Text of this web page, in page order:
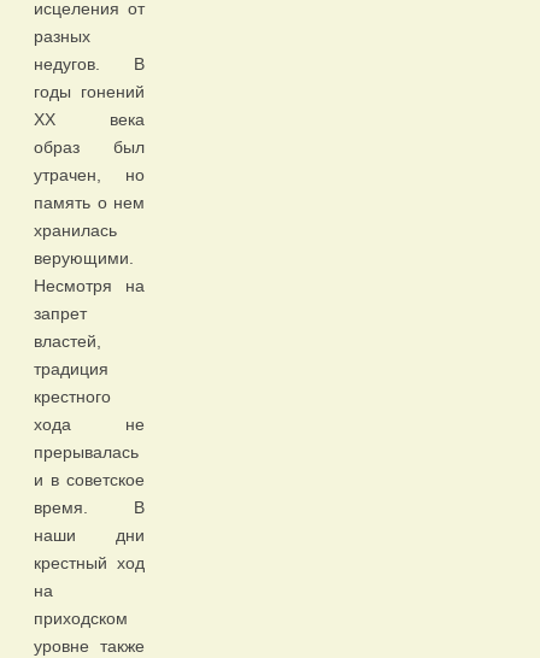
исцеления от
разных
недугов. В
годы гонений
ХХ века
образ был
утрачен, но
память о нем
хранилась
верующими.
Несмотря на
запрет
властей,
традиция
крестного
хода не
прерывалась
и в советское
время. В
наши дни
крестный ход
на
приходском
уровне также